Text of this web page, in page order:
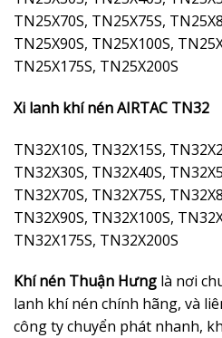
TN25X70S, TN25X75S,
TN25X90S, TN25X100S,
TN25X175S, TN25X200S
Xi lanh khí nén AIRTAC TN32
TN32X10S, TN32X15S,
TN32X30S, TN32X40S,
TN32X70S, TN32X75S,
TN32X90S, TN32X100S,
TN32X175S, TN32X200S
Khí nén Thuận Hưng là nơi
lanh khí nén chính hãng, và
công ty chuyển phát nhanh,